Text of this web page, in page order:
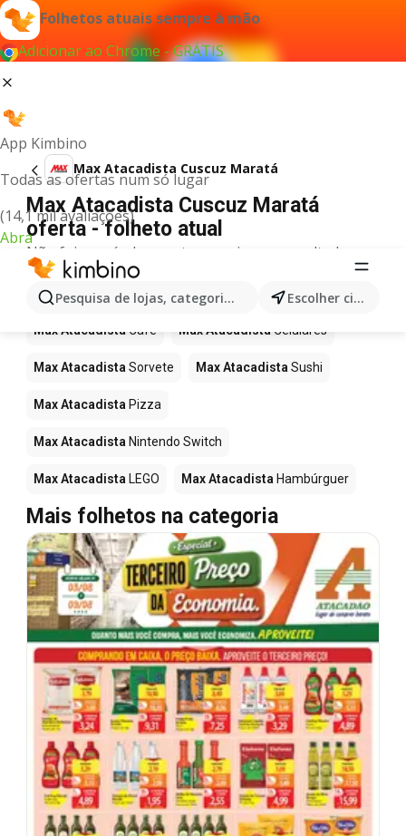
Folhetos atuais sempre à mão
Adicionar ao Chrome - GRÁTIS
App Kimbino
Todas as ofertas num só lugar
(14,1 mil avaliações)
Abra
Pesquisa de lojas, categorias,produtos... Escolher cidade
Max Atacadista Cuscuz Maratá
Max Atacadista Cuscuz Maratá
oferta - folheto atual
Não foi possível encontrar quaisquer resultados
para este termo.
Mais produtos em Max Atacadista
Max Atacadista Café Max Atacadista Celulares
Max Atacadista Sorvete Max Atacadista Sushi
Max Atacadista Pizza
Max Atacadista Nintendo Switch
Max Atacadista LEGO Max Atacadista Hambúrguer
Mais folhetos na categoria